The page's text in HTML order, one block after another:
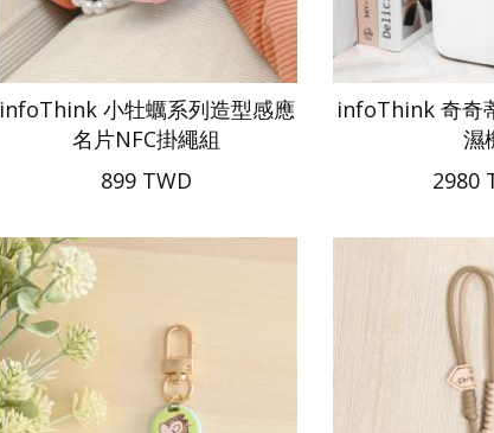
infoThink 小牡蠣系列造型感應
名片NFC掛繩組
899 TWD
infoThink 奇奇
濕
2980